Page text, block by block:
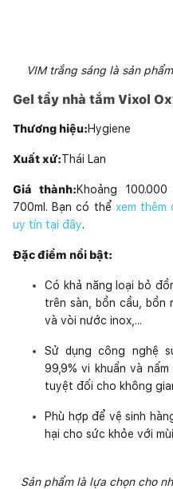
VIM trắng sáng là sản
Gel tẩy nhà tắm Vixol
Thương hiệu:Hygiene
Xuất xứ:Thái Lan
Giá thành:Khoảng
700ml. Bạn có thể xem thêm
uy tín tại đây.
Đặc điểm nổi bật:
Có khả năng loại bỏ
trên sàn, bồn cầu, bồn
và vòi nước inox,...
Sử dụng công nghệ
99,9% vi khuẩn và
tuyệt đối cho không
Phù hợp để vệ sinh
hại cho sức khỏe với
Sản phẩm là lựa chọn cho